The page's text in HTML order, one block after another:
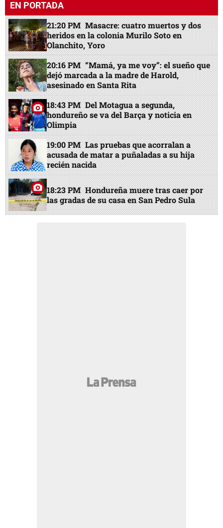
EN PORTADA
21:20 PM Masacre: cuatro muertos y dos
heridos en la colonia Murilo Soto en
Olanchito, Yoro
20:16 PM “Mamá, ya me voy”: el sueño que
dejó marcada a la madre de Harold,
asesinado en Santa Rita
18:43 PM Del Motagua a segunda,
hondureño se va del Barça y noticia en
Olimpia
19:00 PM Las pruebas que acorralan a
acusada de matar a puñaladas a su hija
recién nacida
18:23 PM Hondureña muere tras caer por
las gradas de su casa en San Pedro Sula